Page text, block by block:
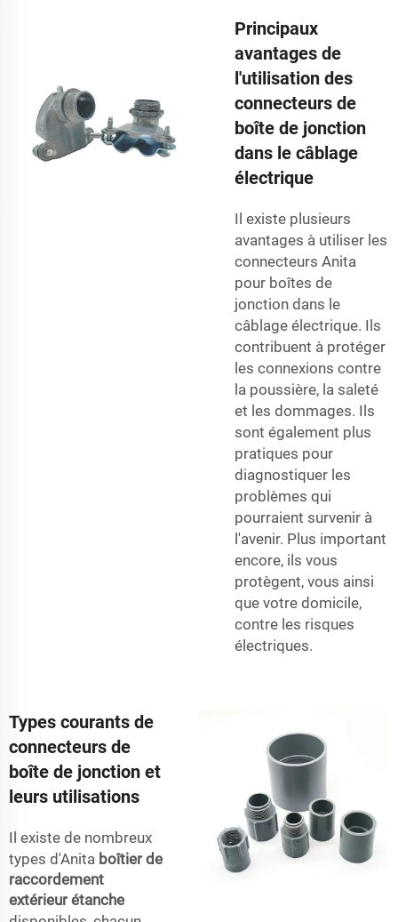
Principaux
avantages de
l'utilisation des
connecteurs de
boîte de jonction
dans le câblage
électrique
Il existe plusieurs
avantages à utiliser les
connecteurs Anita
pour boîtes de
jonction dans le
câblage électrique. Ils
contribuent à protéger
les connexions contre
la poussière, la saleté
et les dommages. Ils
sont également plus
pratiques pour
diagnostiquer les
problèmes qui
pourraient survenir à
l'avenir. Plus important
encore, ils vous
protègent, vous ainsi
que votre domicile,
contre les risques
électriques.
Types courants de
connecteurs de
boîte de jonction et
leurs utilisations
Il existe de nombreux
types d'Anita boîtier de
raccordement
extérieur étanche